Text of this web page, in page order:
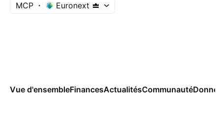
MCP Euronext
Vue d'ensembleFinancesActualitésCommunauté